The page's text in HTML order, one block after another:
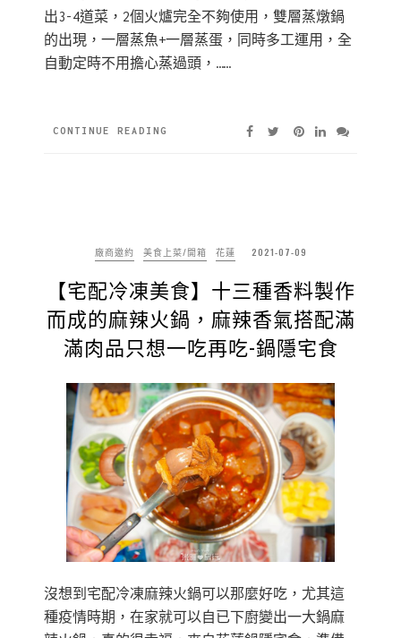
出3-4道菜，2個火爐完全不夠使用，雙層蒸燉鍋
的出現，一層蒸魚+一層蒸蛋，同時多工運用，全
自動定時不用擔心蒸過頭，……
CONTINUE READING
廠商邀約 美食上菜/開箱 花蓮 2021-07-09
【宅配冷凍美食】十三種香料製作
而成的麻辣火鍋，麻辣香氣搭配滿
滿肉品只想一吃再吃-鍋隱宅食
沒想到宅配冷凍麻辣火鍋可以那麼好吃，尤其這
種疫情時期，在家就可以自已下廚變出一大鍋麻